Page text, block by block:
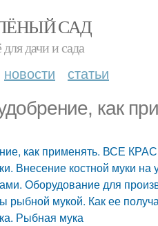
САД
для дачи и сада
новости статьи
как
как применять. ВСЕ
Внесение костной муки на
Оборудование для
рыбной мукой. Как ее
Рыбная мука